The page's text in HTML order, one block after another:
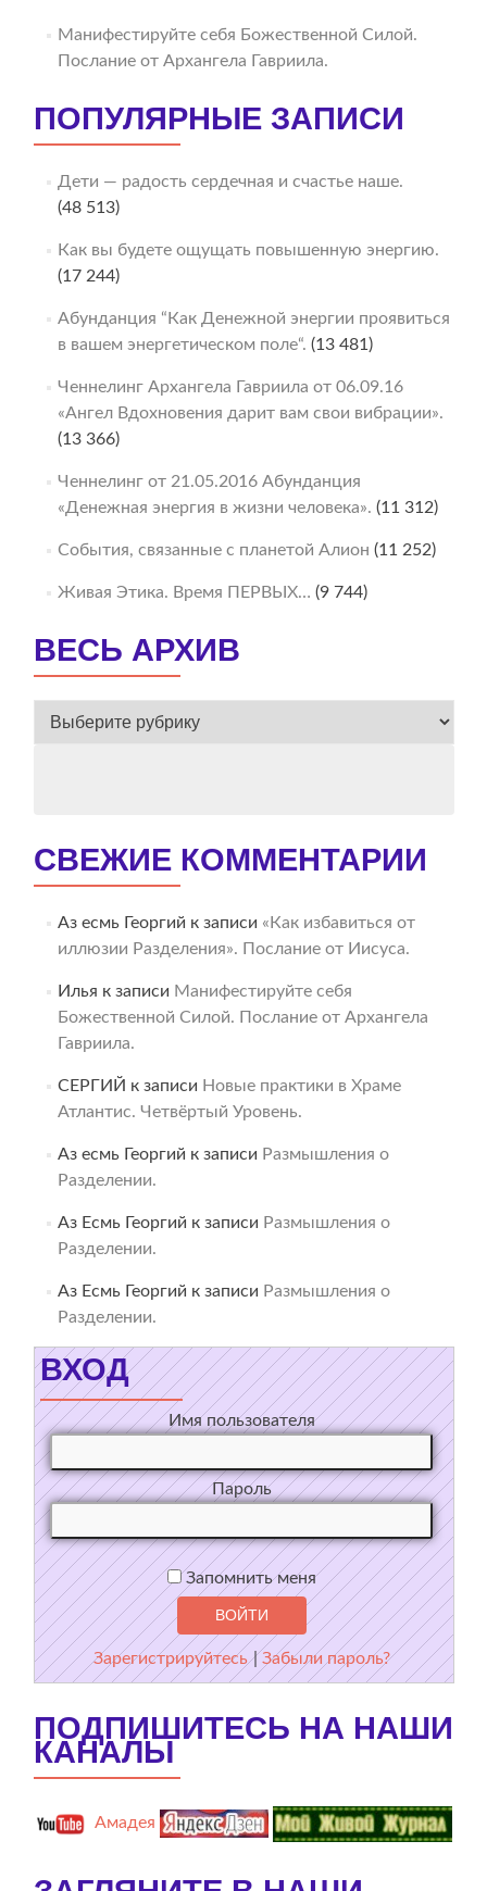
Манифестируйте себя Божественной Силой.
Послание от Архангела Гавриила.
ПОПУЛЯРНЫЕ ЗАПИСИ
Дети — радость сердечная и счастье наше.
(48 513)
Как вы будете ощущать повышенную энергию.
(17 244)
Абунданция “Как Денежной энергии проявиться
в вашем энергетическом поле“. (13 481)
Ченнелинг Архангела Гавриила от 06.09.16
«Ангел Вдохновения дарит вам свои вибрации».
(13 366)
Ченнелинг от 21.05.2016 Абунданция
«Денежная энергия в жизни человека». (11 312)
События, связанные с планетой Алион (11 252)
Живая Этика. Время ПЕРВЫХ… (9 744)
ВЕСЬ АРХИВ
ВЕСЬ
СВЕЖИЕ КОММЕНТАРИИ
Аз есмь Георгий к записи «Как избавиться от
иллюзии Разделения». Послание от Иисуса.
Илья к записи Манифестируйте себя
Божественной Силой. Послание от Архангела
Гавриила.
СЕРГИЙ к записи Новые практики в Храме
Атлантис. Четвёртый Уровень.
Аз есмь Георгий к записи Размышления о
Разделении.
Аз Есмь Георгий к записи Размышления о
Разделении.
Аз Есмь Георгий к записи Размышления о
Разделении.
ВХОД
Имя пользователя
Пароль
Запомнить меня
Зарегистрируйтесь |Забыли пароль?
ПОДПИШИТЕСЬ НА НАШИ
КАНАЛЫ
Амадея